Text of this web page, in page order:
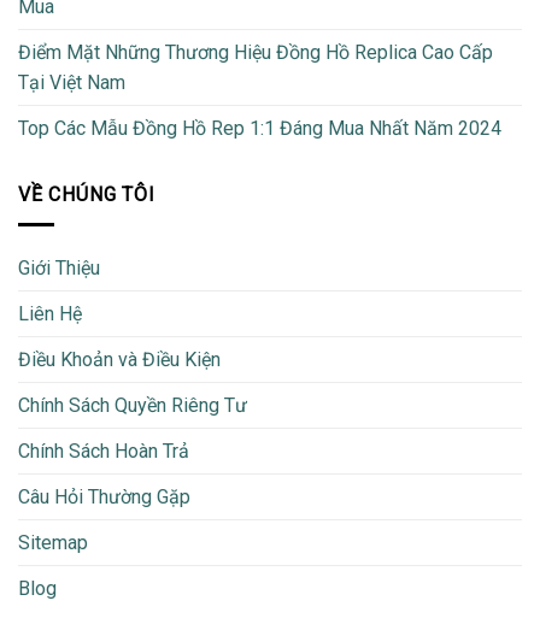
Mua
Điểm Mặt Những Thương Hiệu Đồng Hồ Replica Cao Cấp
Tại Việt Nam
Top Các Mẫu Đồng Hồ Rep 1:1 Đáng Mua Nhất Năm 2024
VỀ CHÚNG TÔI
Giới Thiệu
Liên Hệ
Điều Khoản và Điều Kiện
Chính Sách Quyền Riêng Tư
Chính Sách Hoàn Trả
Câu Hỏi Thường Gặp
Sitemap
Blog